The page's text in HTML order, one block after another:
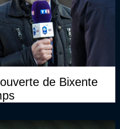
de Bixente